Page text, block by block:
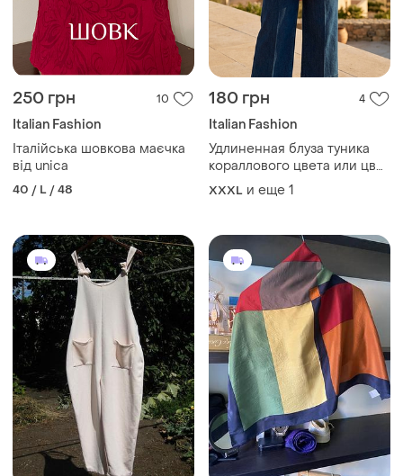
250 грн 10
Italian Fashion
Італійська шовкова маєчка
від unica
40 / L / 48
180 грн 4
Italian Fashion
Удлиненная блуза туника
кораллового цвета или цвет
лосося большой размер
широкие красивые рукава с
ракушка италия
XXXL и еще 1